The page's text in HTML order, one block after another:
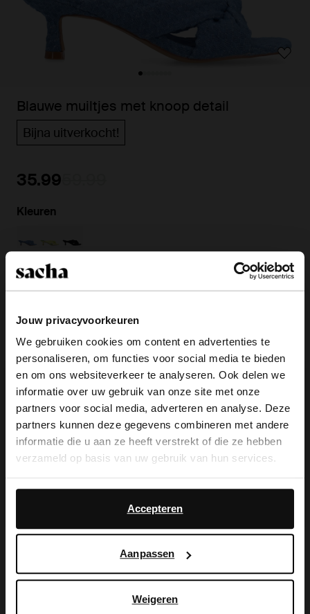
Jouw privacyvoorkeuren
We gebruiken cookies om content en advertenties te
personaliseren, om functies voor social media te bieden
en om ons websiteverkeer te analyseren. Ook delen we
informatie over uw gebruik van onze site met onze
partners voor social media, adverteren en analyse. Deze
partners kunnen deze gegevens combineren met andere
informatie die u aan ze heeft verstrekt of die ze hebben
verzameld op basis van uw gebruik van hun services.
Daarnaast werken wij samen met Google voor
advertentie- en meetdoeleinden. Meer informatie over
hoe Google uw persoonsgegevens gebruikt, vindt u op
Accepteren
Aanpassen
Weigeren
Blauwe muiltjes met knoop detail
Bijna uitverkocht!
35.99
Kleuren
Kies jouw maat
Snelle levering
Achteraf betalen
14 dagen bedenktijd
Product omschrijving
Deze stijlvolle blauwe muiltjes van Sacha hebben een
geknoopt detail en een carré neus als unieke
een trechterhak van 6 cm hoog.
Product details
Bezorgen & retour
×
View this website in English?
It looks like your language isn't Dutch. Would
you like to switch to English?
English
No, stay in Dutch